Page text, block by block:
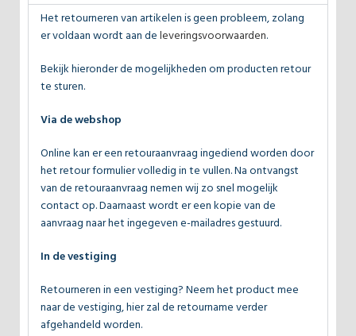
Het retourneren van artikelen is geen probleem, zolang
er voldaan wordt aan deleveringsvoorwaarden.
Bekijk hieronder de mogelijkheden om producten retour
te sturen.
Via de webshop
Online kan er een retouraanvraag ingediend worden door
het retour formulier volledig in te vullen. Na ontvangst
van de retouraanvraag nemen wij zo snel mogelijk
contact op. Daarnaast wordt er een kopie van de
aanvraag naar het ingegeven e-mailadres gestuurd.
In de vestiging
Retourneren in een vestiging? Neem het product mee
naar de vestiging, hier zal de retourname verder
afgehandeld worden.